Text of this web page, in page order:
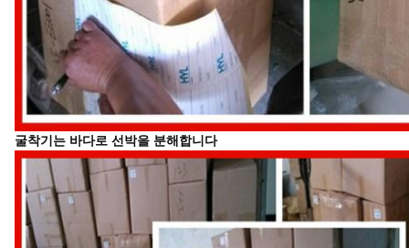
굴착기는 바다로 선박을 분해합니다